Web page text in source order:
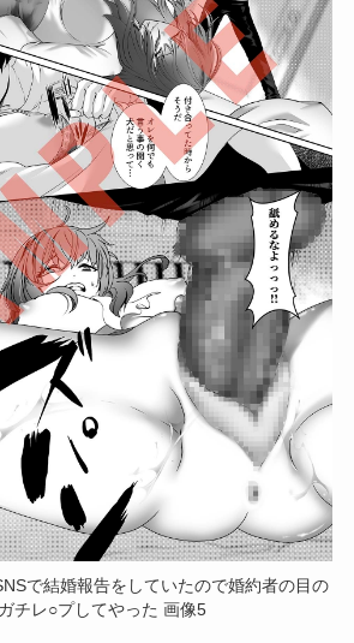
で結婚報告をしていたので婚約者の目の
チレ○プしてやった 画像5